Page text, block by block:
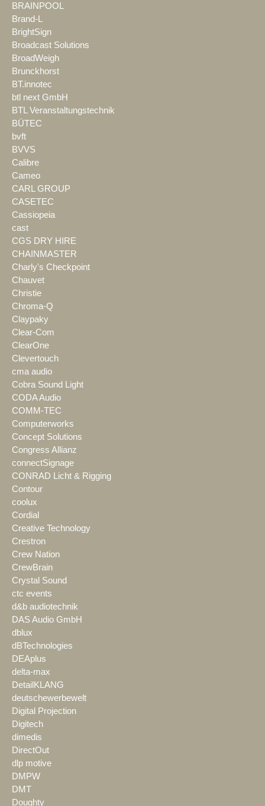
BRAINPOOL
Brand-L
BrightSign
Broadcast Solutions
BroadWeigh
Brunckhorst
BT.innotec
btl next GmbH
BTL Veranstaltungstechnik
BÜTEC
bvft
BVVS
Calibre
Cameo
CARL GROUP
CASETEC
Cassiopeia
cast
CGS DRY HIRE
CHAINMASTER
Charly's Checkpoint
Chauvet
Christie
Chroma-Q
Claypaky
Clear-Com
ClearOne
Clevertouch
cma audio
Cobra Sound Light
CODA Audio
COMM-TEC
Computerworks
Concept Solutions
Congress Allianz
connectSignage
CONRAD Licht & Rigging
Contour
coolux
Cordial
Creative Technology
Crestron
Crew Nation
CrewBrain
Crystal Sound
ctc events
d&b audiotechnik
DAS Audio GmbH
dblux
dBTechnologies
DEAplus
delta-max
DetailKLANG
deutschewerbewelt
Digital Projection
Digitech
dimedis
DirectOut
dlp motive
DMPW
DMT
Doughty